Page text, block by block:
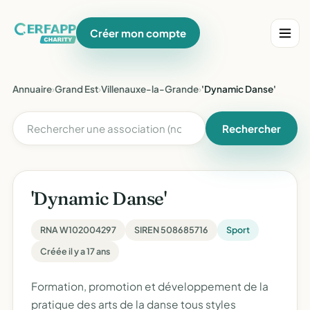
Créer mon compte
Annuaire›Grand Est›Villenauxe-la-Grande›'Dynamic Danse'
Rechercher
'Dynamic Danse'
RNA W102004297 SIREN 508685716
Sport
Créée il y a 17 ans
Formation, promotion et développement de la
pratique des arts de la danse tous styles